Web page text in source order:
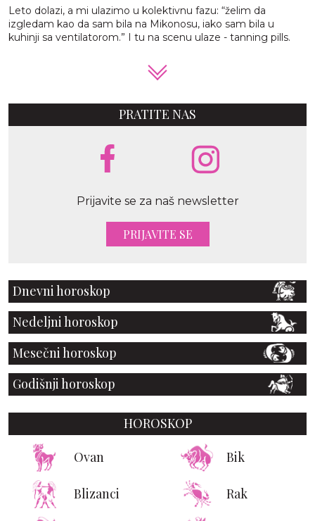
Leto dolazi, a mi ulazimo u kolektivnu fazu: “želim da
izgledam kao da sam bila na Mikonosu, iako sam bila u
kuhinji sa ventilatorom.” I tu na scenu ulaze - tanning pills.
PRATITE NAS
Prijavite se za naš newsletter
PRIJAVITE SE
Dnevni horoskop
Nedeljni horoskop
Mesečni horoskop
Godišnji horoskop
HOROSKOP
Ovan Bik
Blizanci Rak